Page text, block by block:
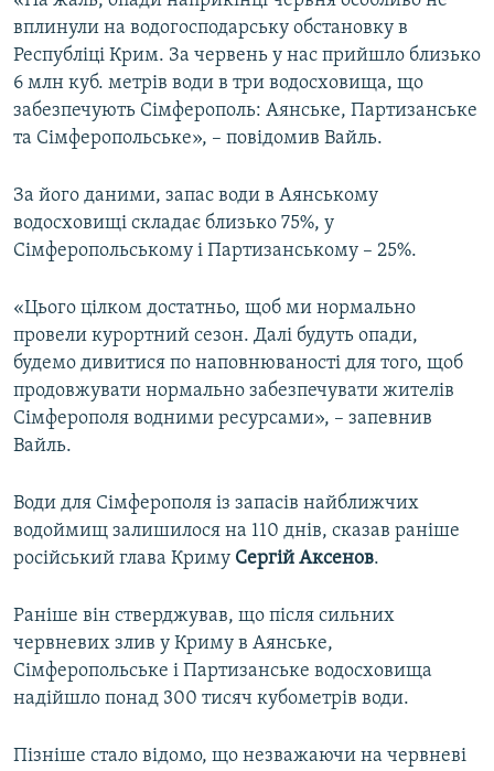
вплинули на водогосподарську обстановку в
Республіці Крим. За червень у нас прийшло близько
6 млн куб. метрів води в три водосховища, що
забезпечують Сімферополь: Аянське, Партизанське
та Сімферопольське», – повідомив Вайль.
За його даними, запас води в Аянському
водосховищі складає близько 75%, у
Сімферопольському і Партизанському – 25%.
«Цього цілком достатньо, щоб ми нормально
провели курортний сезон. Далі будуть опади,
будемо дивитися по наповнюваності для того, щоб
продовжувати нормально забезпечувати жителів
Сімферополя водними ресурсами», – запевнив
Вайль.
Води для Сімферополя із запасів найближчих
водоймищ залишилося на 110 днів, сказав раніше
російський глава Криму Сергій Аксенов.
Раніше він стверджував, що після сильних
червневих злив у Криму в Аянське,
Сімферопольське і Партизанське водосховища
надійшло понад 300 тисяч кубометрів води.
Пізніше стало відомо, що незважаючи на червневі